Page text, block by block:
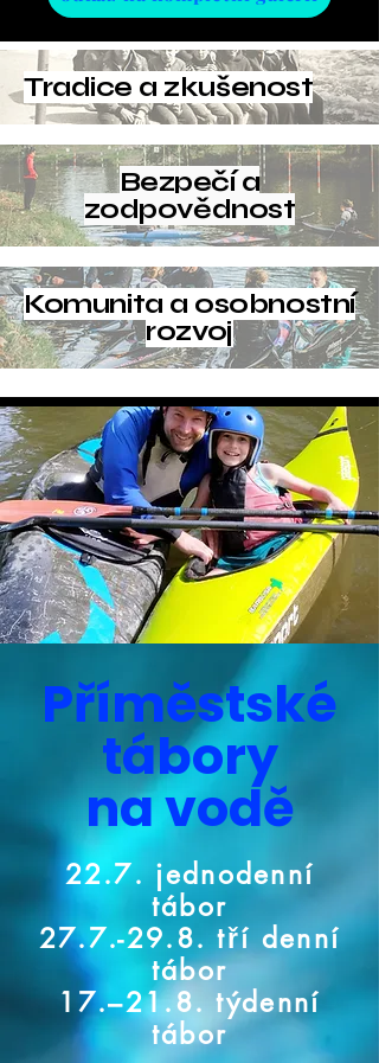
Tradice a zkušenost
Bezpečí a
zodpovědnost
Komunita a osobnostní
rozvoj
Příměstské
tábory
na vodě
22.7. jednodenní
tábor
27.7.-29.8. tří denní
tábor
17.–21.8. týdenní
tábor